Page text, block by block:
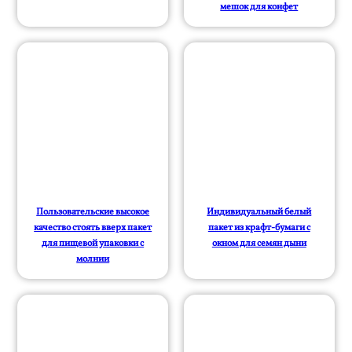
мешок для конфет
Пользовательские высокое
качество стоять вверх пакет
для пищевой упаковки с
молнии
Индивидуальный белый
пакет из крафт-бумаги с
окном для семян дыни